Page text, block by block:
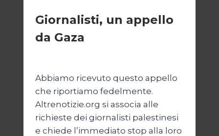
Giornalisti, un appello
da Gaza
Abbiamo ricevuto questo appello
che riportiamo fedelmente.
Altrenotizie.org si associa alle
richieste dei giornalisti palestinesi
e chiede l’immediato stop alla loro